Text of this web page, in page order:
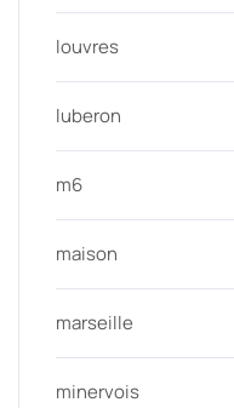
louvres
luberon
m6
maison
marseille
minervois